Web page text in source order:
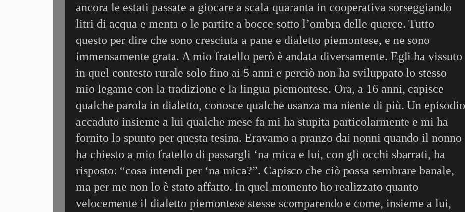
ancora le estati passate a giocare a scala quaranta in cooperativa sorseggiando
litri di acqua e menta o le partite a bocce sotto l’ombra delle querce. Tutto
questo per dire che sono cresciuta a pane e dialetto piemontese, e ne sono
immensamente grata. A mio fratello però è andata diversamente. Egli ha vissuto
in quel contesto rurale solo fino ai 5 anni e perciò non ha sviluppato lo stesso
mio legame con la tradizione e la lingua piemontese. Ora, a 16 anni, capisce
qualche parola in dialetto, conosce qualche usanza ma niente di più. Un episodio
accaduto insieme a lui qualche mese fa mi ha stupita particolarmente e mi ha
fornito lo spunto per questa tesina. Eravamo a pranzo dai nonni quando il nonno
ha chiesto a mio fratello di passargli ‘na mica e lui, con gli occhi sbarrati, ha
risposto: “cosa intendi per ‘na mica?”. Capisco che ciò possa sembrare banale,
ma per me non lo è stato affatto. In quel momento ho realizzato quanto
velocemente il dialetto piemontese stesse scomparendo e come, insieme a lui,